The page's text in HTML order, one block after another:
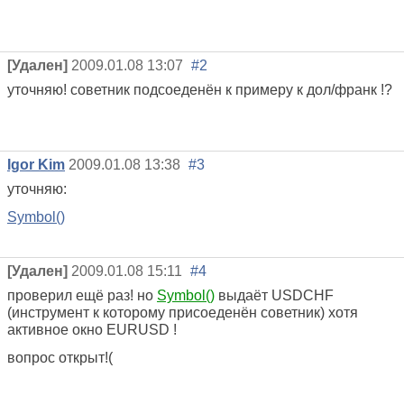
[Удален] 2009.01.08 13:07 #2
уточняю! советник подсоеденён к примеру к дол/франк !?
Igor Kim 2009.01.08 13:38 #3
уточняю:
Symbol()
[Удален] 2009.01.08 15:11 #4
проверил ещё раз! но Symbol() выдаёт USDCHF
(инструмент к которому присоеденён советник) хотя
активное окно EURUSD !
вопрос открыт!(